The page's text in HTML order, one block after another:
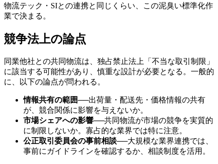
物流テック・SIとの連携と同じくらい、この泥臭い標準化作
業で決まる。
競争法上の論点
同業他社との共同物流は、独占禁止法上「不当な取引制限」
に該当する可能性があり、慎重な設計が必要となる。一般的
に、以下の論点が問われる。
情報共有の範囲──出荷量・配送先・価格情報の共有
が、競合関係に影響を与えないか。
市場シェアへの影響──共同物流が市場の競争を実質的
に制限しないか。寡占的な業界では特に注意。
公正取引委員会の事前相談──大規模な業界連携では、
事前にガイドラインを確認するか、相談制度を活用。